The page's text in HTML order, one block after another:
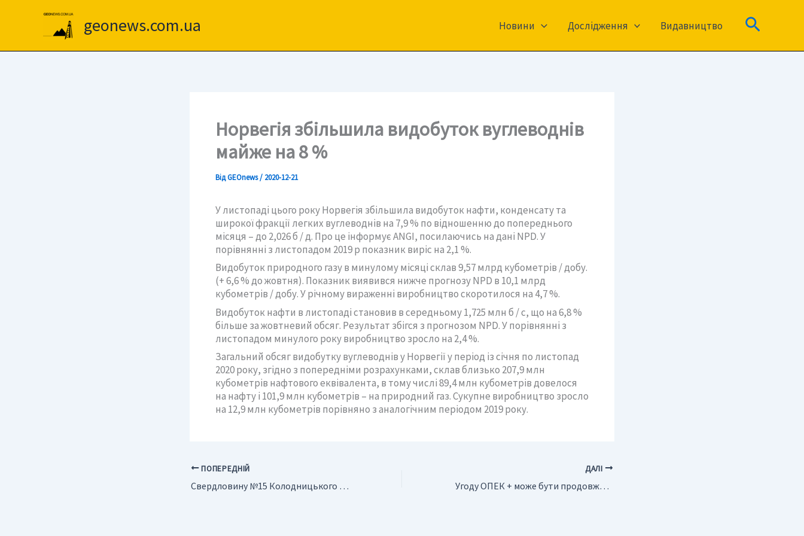
geonews.com.ua Новини Дослідження Видавництво Пошук
Норвегія збільшила видобуток вуглеводнів
майже на 8 %
ВідGEOnews/ 2020-12-21
У листопаді цього року Норвегія збільшила видобуток нафти, конденсату та
широкої фракції легких вуглеводнів на 7,9 % по відношенню до попереднього
місяця – до 2,026 б / д. Про це інформує ANGI, посилаючись на дані NPD. У
порівнянні з листопадом 2019 р показник виріс на 2,1 %.
Видобуток природного газу в минулому місяці склав 9,57 млрд кубометрів / добу.
(+ 6,6 % до жовтня). Показник виявився нижче прогнозу NPD в 10,1 млрд
кубометрів / добу. У річному вираженні виробництво скоротилося на 4,7 %.
Видобуток нафти в листопаді становив в середньому 1,725 ​​млн б / с, що на 6,8 %
більше за жовтневий обсяг. Результат збігся з прогнозом NPD. У порівнянні з
листопадом минулого року виробництво зросло на 2,4 %.
Загальний обсяг видобутку вуглеводнів у Норвегії у період із січня по листопад
2020 року, згідно з попередніми розрахунками, склав близько 207,9 млн
кубометрів нафтового еквівалента, в тому числі 89,4 млн кубометрів довелося
на нафту і 101,9 млн кубометрів – на природний газ. Сукупне виробництво зросло
на 12,9 млн кубометрів порівняно з аналогічним періодом 2019 року.
ПОПЕРЕДНІЙ
Свердловину №15 Колодницького родовища споруджено новою установкою
ДАЛІ
Угоду ОПЕК + може бути продовжено до кінця 2022 року